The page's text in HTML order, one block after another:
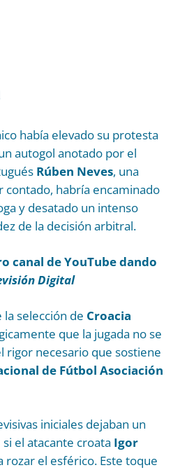
había elevado su protesta
autogol anotado por el
Rúben Neves, una
contado, habría encaminado
y desatado un intenso
de la decisión arbitral.
canal de YouTube dando
Digital
selección de Croacia
que la jugada no se
rigor necesario que sostiene
de Fútbol Asociación
iniciales dejaban un
el atacante croata Igor
rozar el esférico. Este toque